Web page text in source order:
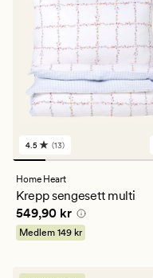
13
anmeldelser
med
gjennomsnittlig
vurdering
på
4.5
4.5 (13)
Home Heart
Krepp sengesett multi
Pris 549,90 kr
549,90 kr
Medlem 149 kr